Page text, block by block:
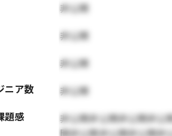
非公開
非公開
非公開
ニア数
非公開
題感
非公開非公開非公開非公
開非公開非公開非公開非